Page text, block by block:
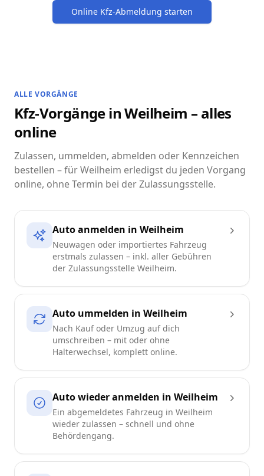
Online Kfz-Abmeldung starten
ALLE VORGÄNGE
Kfz-Vorgänge in Weilheim – alles
online
Zulassen, ummelden, abmelden oder Kennzeichen
bestellen – für Weilheim erledigst du jeden Vorgang
online, ohne Termin bei der Zulassungsstelle.
Auto anmelden in Weilheim
Neuwagen oder importiertes Fahrzeug
erstmals zulassen – inkl. aller Gebühren
der Zulassungsstelle Weilheim.
Auto ummelden in Weilheim
Nach Kauf oder Umzug auf dich
umschreiben – mit oder ohne
Halterwechsel, komplett online.
Auto wieder anmelden in Weilheim
Ein abgemeldetes Fahrzeug in Weilheim
wieder zulassen – schnell und ohne
Behördengang.